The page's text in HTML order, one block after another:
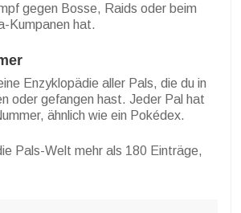
gegen Bosse, Raids oder beim
Kumpanen hat.
Enzyklopädie aller Pals, die du in
oder gefangen hast. Jeder Pal hat
ähnlich wie ein Pokédex.
Pals-Welt mehr als 180 Einträge,